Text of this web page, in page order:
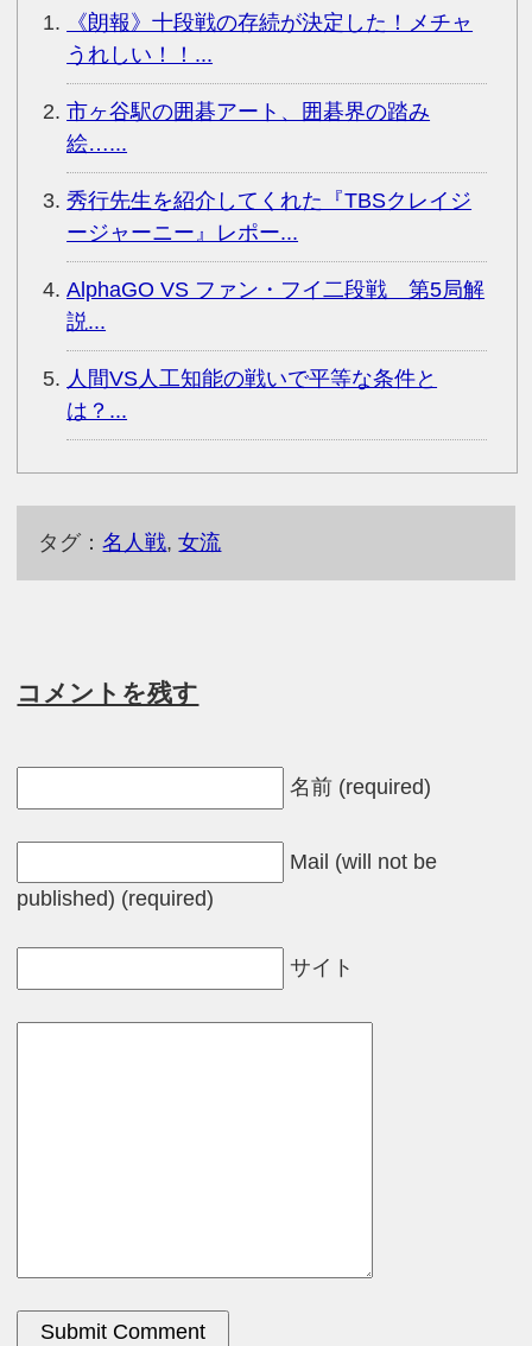
《朗報》十段戦の存続が決定した！メチャ
うれしい！！...
市ヶ谷駅の囲碁アート、囲碁界の踏み
絵…...
秀行先生を紹介してくれた『TBSクレイジ
ージャーニー』レポー...
AlphaGO VS ファン・フイ二段戦 第5局解
説...
人間VS人工知能の戦いで平等な条件と
は？...
タグ：名人戦,女流
コメントを残す
名前 (required)
Mail (will not be
published) (required)
サイト